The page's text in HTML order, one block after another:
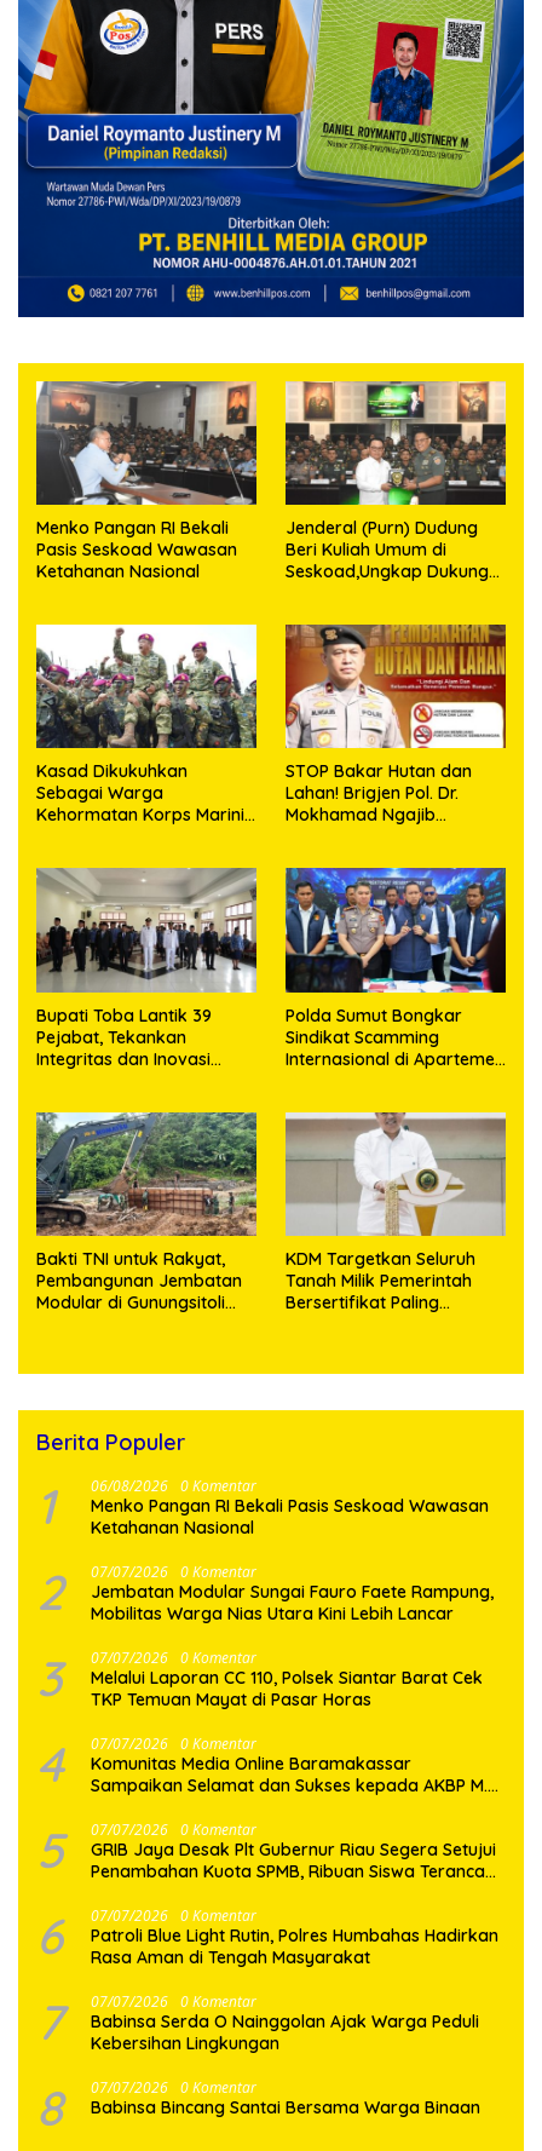
Menko Pangan RI Bekali
Pasis Seskoad Wawasan
Ketahanan Nasional
Jenderal (Purn) Dudung
Beri Kuliah Umum di
Seskoad,Ungkap Dukung
Kasad Dikukuhkan
Sebagai Warga
Kehormatan Korps Marinir
STOP Bakar Hutan dan
Lahan! Brigjen Pol. Dr.
Mokhamad Ngajib
Masa Depan!
Bupati Toba Lantik 39
Pejabat, Tekankan
Integritas dan Inovasi
Polda Sumut Bongkar
Sindikat Scamming
Internasional di Apartemen
Bakti TNI untuk Rakyat,
Pembangunan Jembatan
Modular di Gunungsitoli
KDM Targetkan Seluruh
Tanah Milik Pemerintah
Bersertifikat Paling
Berita Populer
1 06/08/2026 0 Komentar
Menko Pangan RI Bekali Pasis Seskoad Wawasan
Ketahanan Nasional
2 07/07/2026 0 Komentar
Jembatan Modular Sungai Fauro Faete Rampung,
Mobilitas Warga Nias Utara Kini Lebih Lancar
3 07/07/2026 0 Komentar
Melalui Laporan CC 110, Polsek Siantar Barat Cek
TKP Temuan Mayat di Pasar Horas
4 07/07/2026 0 Komentar
Komunitas Media Online Baramakassar
Sampaikan Selamat dan Sukses kepada AKBP M.
5 07/07/2026 0 Komentar
GRIB Jaya Desak Plt Gubernur Riau Segera Setujui
Penambahan Kuota SPMB, Ribuan Siswa Terancam
6 07/07/2026 0 Komentar
Patroli Blue Light Rutin, Polres Humbahas Hadirkan
Rasa Aman di Tengah Masyarakat
7 07/07/2026 0 Komentar
Babinsa Serda O Nainggolan Ajak Warga Peduli
Kebersihan Lingkungan
8 07/07/2026 0 Komentar
Babinsa Bincang Santai Bersama Warga Binaan